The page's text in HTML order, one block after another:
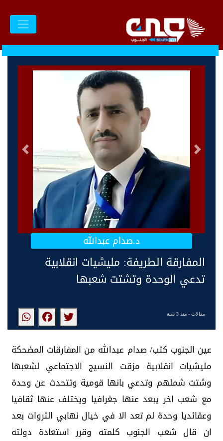
التالى السابق
د.صدام عبدالله
المفارقة الطريفة: مليشيات انقلابية
تدعي الوحدة وتشتت شعبها
مقالات- منذ 3 سنة
عين الجنوب كتب/ صدام عبدالله من المفارقات المضحكة
مليشيات انقلابية مزقت النسيج الاجتماعي لشعبها
وشتت شملهم وتدعي بانها قومية وتتحدث عن وحدة
مع شعب اخر يبعد عنها جغرافيا ويختلف عنها ثقافيا
وعقائديا وحدة لم تعد الا في خيال نهابي الثروات بعد
ان قال شعب الجنوب كلمته وقرر استعادة دولته